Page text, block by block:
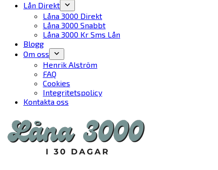
Lån Direkt
Låna 3000 Direkt
Låna 3000 Snabbt
Låna 3000 Kr Sms Lån
Blogg
Om oss
Henrik Alström
FAQ
Cookies
Integritetspolicy
Kontakta oss